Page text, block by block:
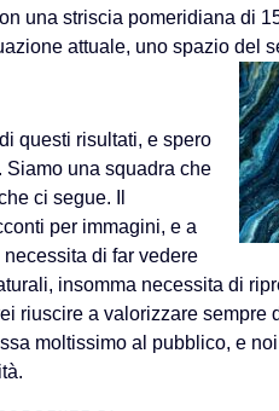
una striscia pomeridiana di
attuale, uno spazio del
questi risultati, e spero
una squadra che
ci segue. Il
per immagini, e a
di far vedere
insomma necessita di
riuscire a valorizzare sempre
moltissimo al pubblico, e